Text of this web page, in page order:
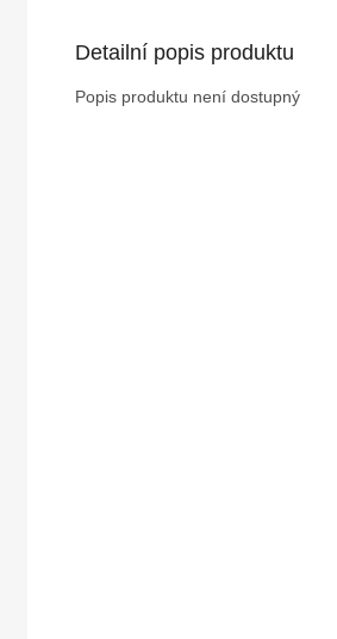
Detailní popis produktu
Popis produktu není dostupný